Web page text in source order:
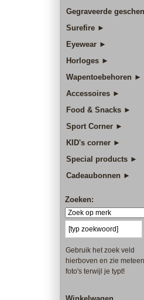
Gegraveerde
Surefire ►
Eyewear ►
Horloges ►
Wapentoebehoren ►
Accessoires ►
Food & Snacks ►
Sport Corner ►
KID's corner ►
Special products ►
Cadeaubonnen ►
Zoeken:
Gebruik het zoek veld
hierboven en zie meteen
foto's terwijl je typt!